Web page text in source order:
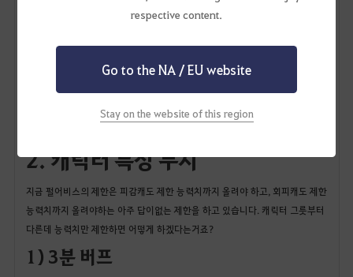
respective content.
Go to the NA / EU website
Stay on the website of this region
- 세번째 장벽 : 4음식 준비해야함(1시간 반동안
음식만 먹어야함)
- 네번째 장벽 : 카부아 및 비호 준비해야함(비호는
2. 캐릭터 특성 무시
지금 펄어비스의 제한은 피감캐도 제한 능력치까지 올려야 하고, 회피캐도 제한
능력치까지 올려야하는 아주 답이없는 제한을 하고 있습니다. 캐릭터 그릇부터
다른데 능력치만 제한하면 어떻게 하겠다는거죠?
1) 3분 버프